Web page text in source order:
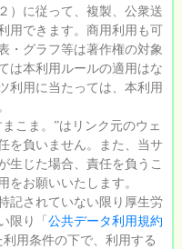
）に従って、複製、公衆送
用できます。商用利用も可
・グラフ等は著作権の対象
は本利用ルールの適用はな
利用に当たっては、本利用
こま。”はリンク元のウェ
を負いません。また、当サ
生じた場合、責任を負うこ
をお願いいたします。
記されていない限り厚生労
限り「 公共データ利用規約
利用条件の下で、利用する